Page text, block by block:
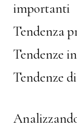
importanti
Tendenza
Tendenze
Tendenze